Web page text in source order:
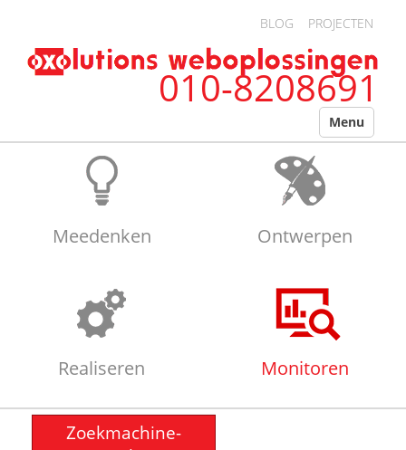
BLOG PROJECTEN
010-8208691
Menu
Meedenken Ontwerpen
Realiseren Monitoren
Zoekmachine-